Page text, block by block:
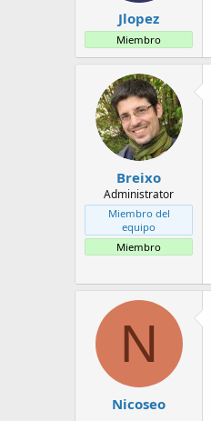
Jlopez
Miembro
Breixo
Administrator
Miembro del
equipo
Miembro
N
Nicoseo